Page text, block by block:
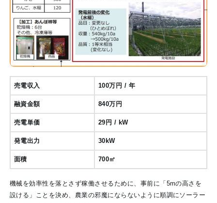
売電収入 100万円 / 年
融資金額 840万円
売電単価 29円 / kW
発電出力 30kW
面積 700㎡
機械を効率性を落とさず稼働させるために、事前に「5mの高さを
設ける」ことを決め、農業の邪魔にならないように順調にソーラー